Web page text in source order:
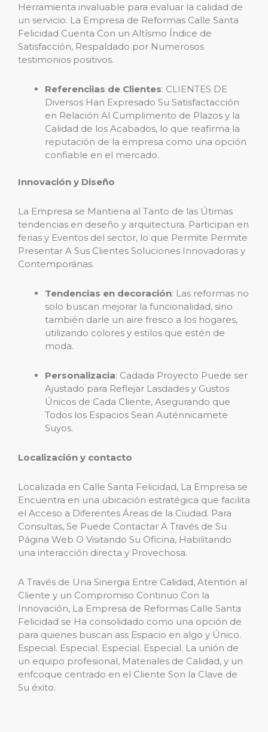
Herramienta invaluable para evaluar la calidad de
un servicio. La Empresa de Reformas Calle Santa
Felicidad Cuenta Con un Altísmo Índice de
Satisfacción, Respaldado por Numerosos
testimonios positivos.
Referenciias de Clientes: CLIENTES DE
Diversos Han Expresado Su Satisfactacción
en Relación Al Cumplimento de Plazos y la
Calidad de los Acabados, lo que reafirma la
reputación de la empresa como una opción
confiable en el mercado.
Innovación y Diseño
La Empresa se Mantiena al Tanto de las Útimas
tendencias en deseño y arquitectura. Participan en
ferias y Eventos del sector, lo que Permite Permite
Presentar A Sus Clientes Soluciones Innovadoras y
Contemporánas.
Tendencias en decoración: Las reformas no
solo buscan mejorar la funcionalidad, sino
también darle un aire fresco a los hogares,
utilizando colores y estilos que estén de
moda.
Personalizacia: Cadada Proyecto Puede ser
Ajustado para Reflejar Lasdades y Gustos
Únicos de Cada Cliente, Asegurando que
Todos los Espacios Sean Auténnicamete
Suyos.
Localización y contacto
Localizada en Calle Santa Felicidad, La Empresa se
Encuentra en una ubicación estratégica que facilita
el Acceso a Diferentes Áreas de la Ciudad. Para
Consultas, Se Puede Contactar A Través de Su
Página Web O Visitando Su Oficina, Habilitando
una interacción directa y Provechosa.
A Través de Una Sinergia Entre Calidad, Atentión al
Cliente y un Compromiso Continuo Con la
Innovación, La Empresa de Reformas Calle Santa
Felicidad se Ha consolidado como una opción de
para quienes buscan ass Espacio en algo y Único.
Especial. Especial. Especial. Especial. La unión de
un equipo profesional, Materiales de Calidad, y un
enfcoque centrado en el Cliente Son la Clave de
Su éxito.